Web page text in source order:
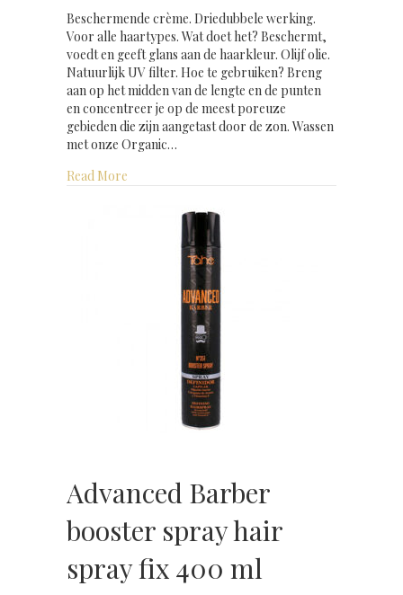
Beschermende crème. Driedubbele werking.
Voor alle haartypes. Wat doet het? Beschermt,
voedt en geeft glans aan de haarkleur. Olijf olie.
Natuurlijk UV filter. Hoe te gebruiken? Breng
aan op het midden van de lengte en de punten
en concentreer je op de meest poreuze
gebieden die zijn aangetast door de zon. Wassen
met onze Organic…
Read More
Advanced Barber
booster spray hair
spray fix 400 ml